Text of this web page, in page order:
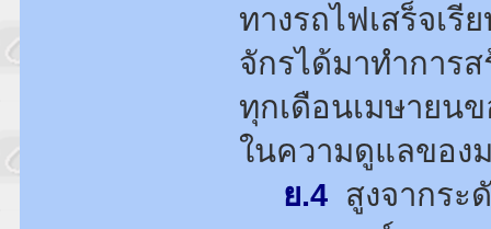
ทางรถไฟเสร็จเ
จักรได้มาทำการ
ทุกเดือนเมษายน
ในความดูแลของ
ย.4สูงจากระดั